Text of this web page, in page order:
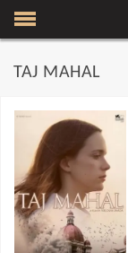
TAJ MAHAL